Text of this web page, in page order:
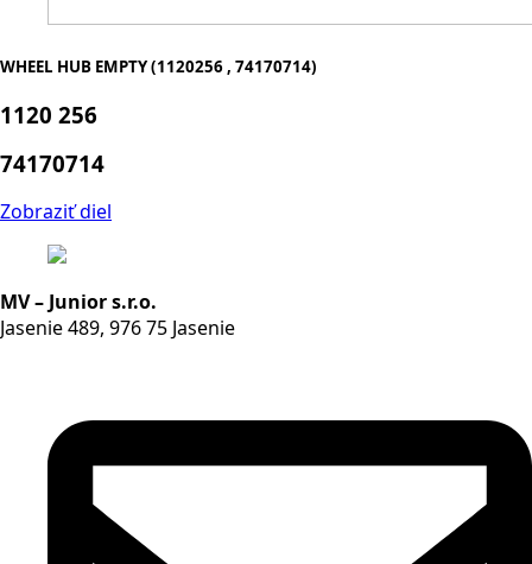
WHEEL HUB EMPTY (1120256 , 74170714)
1120 256
74170714
Zobraziť diel
MV – Junior s.r.o.
Jasenie 489, 976 75 Jasenie